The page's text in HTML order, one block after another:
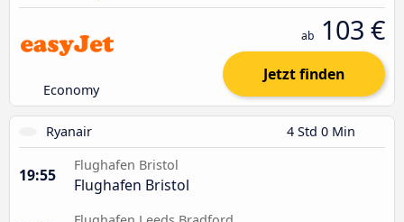
Economy
ab 103 €
Jetzt finden
Ryanair 4 Std 0 Min
19:55
Flughafen Bristol
Flughafen Bristol